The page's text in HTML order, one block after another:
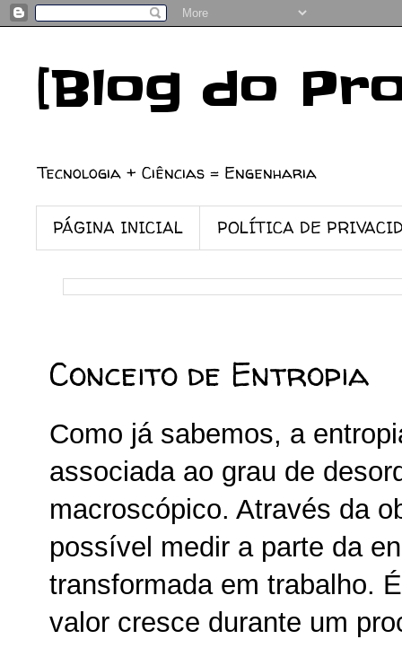
[Blog do
Tecnologia + Ciências = Engenharia
PÁGINA INICIAL POLÍTICA DE
Conceito de Entropia
Como já sabemos, a
associada ao grau de
macroscópico. Através da
possível medir a parte da
transformada em trabalho.
valor cresce durante um